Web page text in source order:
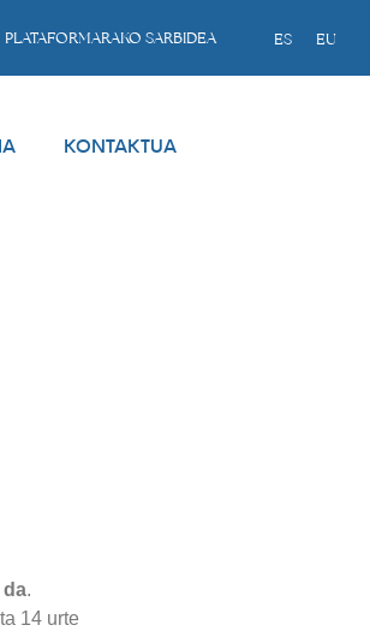
PLATAFORMARAKO SARBIDEA ES EU
KONTAKTUA
da.
14 urte